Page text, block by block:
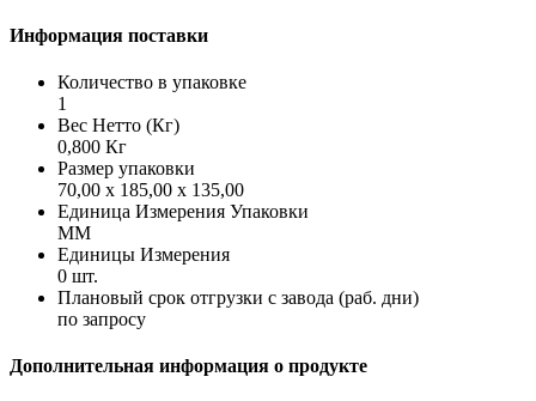
Информация поставки
Количество в упаковке
1
Вес Нетто (Кг)
0,800 Кг
Размер упаковки
70,00 x 185,00 x 135,00
Единица Измерения Упаковки
MM
Единицы Измерения
0 шт.
Плановый срок отгрузки с завода (раб. дни)
по запросу
Дополнительная информация о продукте